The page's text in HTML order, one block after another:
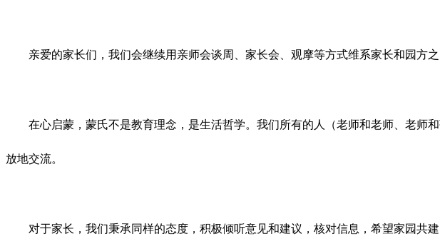
亲爱的家长们，我们会继续用亲师会谈周、家长会、观摩等方式维系家长和园方之
在心启蒙，蒙氏不是教育理念，是生活哲学。我们所有的人（老师和老师、老
放地交流。
对于家长，我们秉承同样的态度，积极倾听意见和建议，核对信息，希望家园共建